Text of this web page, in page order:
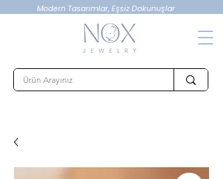
Modern Tasarımlar, Eşsiz Dokunuşlar